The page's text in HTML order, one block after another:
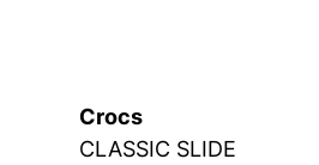
Crocs
CLASSIC SLIDE